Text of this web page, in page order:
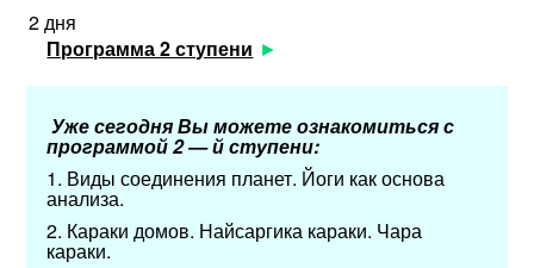
2 дня
Программа 2 ступени
Уже сегодня Вы можете ознакомиться с
программой 2 — й ступени:
1.​ Виды соединения планет. Йоги как основа
анализа.
2.​ Караки домов. Найсаргика караки. Чара
караки.